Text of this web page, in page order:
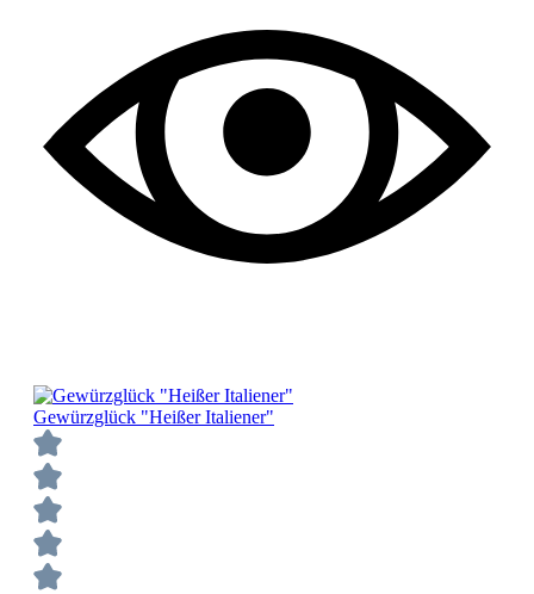
Gewürzglück "Heißer Italiener"